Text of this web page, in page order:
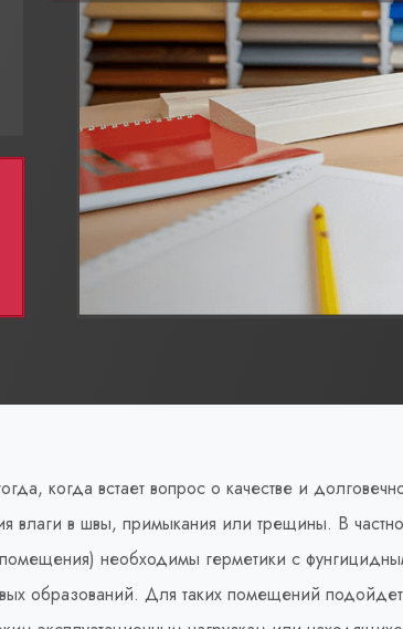
когда встает вопрос о качестве и
влаги в швы, примыкания или трещины. В
необходимы герметики с
образований. Для таких помещений